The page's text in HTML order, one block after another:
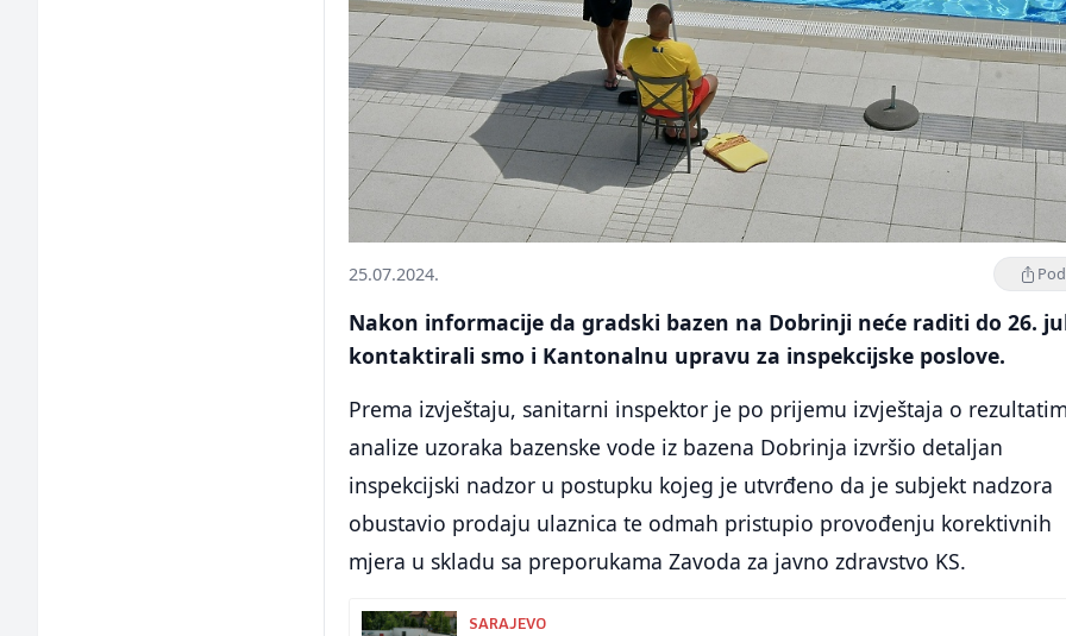
25.07.2024.
Nakon informacije da gradski bazen na Dobrinji neće raditi do 26.
kontaktirali smo i Kantonalnu upravu za inspekcijske poslove.
Prema izvještaju, sanitarni inspektor je po prijemu izvještaja o
analize uzoraka bazenske vode iz bazena Dobrinja izvršio detaljan
inspekcijski nadzor u postupku kojeg je utvrđeno da je subjekt nadzora
obustavio prodaju ulaznica te odmah pristupio provođenju korektivnih
mjera u skladu sa preporukama Zavoda za javno zdravstvo KS.
SARAJEVO